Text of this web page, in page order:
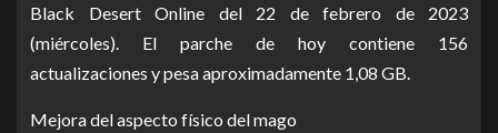
Black Desert Online del 22 de febrero de 2023
(miércoles). El parche de hoy contiene 156
actualizaciones y pesa aproximadamente 1,08 GB.
Mejora del aspecto físico del mago